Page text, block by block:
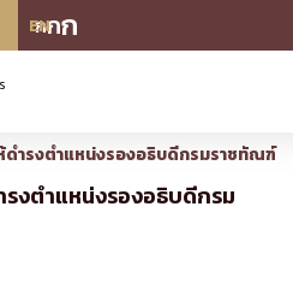
กกก
EN
ดำรงตำแหน่งรองอธิบดีกรมราชทัณฑ์
รงตำแหน่งรองอธิบดีกรม